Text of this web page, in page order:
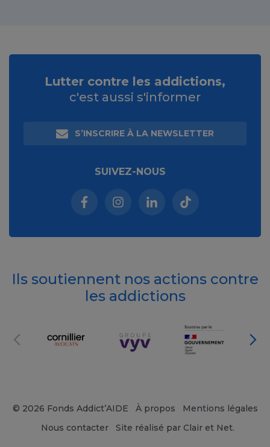
Lutter contre les addictions,
c'est aussi s'informer
S’INSCRIRE À LA NEWSLETTER
SUIVEZ-NOUS
Facebook (nouvelle fenêtre)
Instagram (nouvelle fenêtre)
Linkedin (nouvelle
Tiktok (nouvelle
Ils soutiennent nos actions contre
les addictions
© 2026 Fonds Addict’AIDE À propos
Mentions légales
Nous contacter
Site réalisé par Clair et Net.